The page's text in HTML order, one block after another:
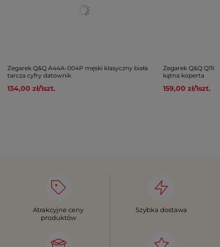
Zegarek Q&Q A44A-004P męski klasyczny biała
tarcza cyfry datownik
134,00 zł/1szt.
Zegarek Q&Q
kątna koperta
159,00 zł/1szt.
Atrakcyjne ceny
produktów
Szybka dostawa